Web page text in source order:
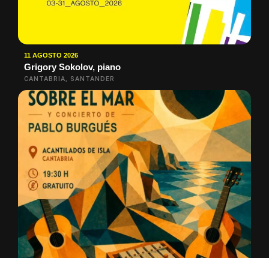
11 AGOSTO 2026
Grigory Sokolov, piano
CANTABRIA, SANTANDER